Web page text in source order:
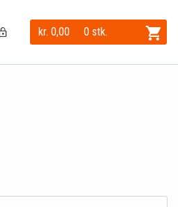
kr. 0,00 0 stk.